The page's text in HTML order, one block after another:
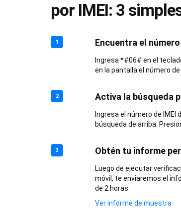
por IMEI: 3
1 Encuentra el número
Ingresa *#06# en el
en la pantalla el número
2 Activa la búsqueda
Ingresa el número de
búsqueda de arriba.
3 Obtén tu informe
Luego de ejecutar
móvil, te enviaremos el
de 2 horas.
Ver informe de muestra